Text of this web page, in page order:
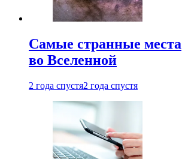
Самые странные места
во Вселенной
2 года спустя2 года спустя